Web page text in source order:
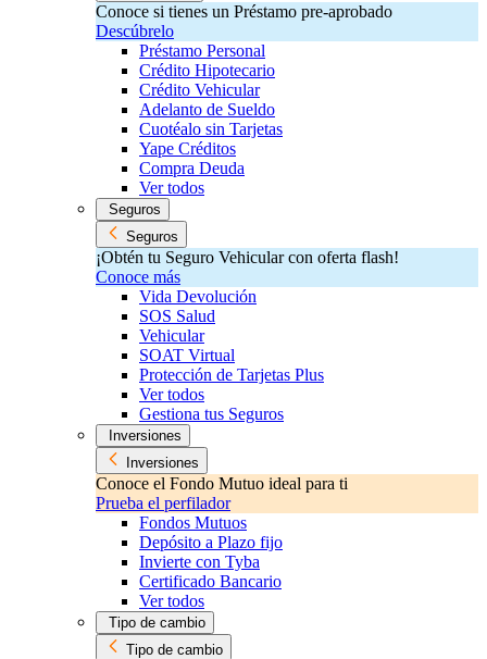
Conoce si tienes un Préstamo pre-aprobado
Descúbrelo
Préstamo Personal
Crédito Hipotecario
Crédito Vehicular
Adelanto de Sueldo
Cuotéalo sin Tarjetas
Yape Créditos
Compra Deuda
Ver todos
Seguros
Seguros
¡Obtén tu Seguro Vehicular con oferta flash!
Conoce más
Vida Devolución
SOS Salud
Vehicular
SOAT Virtual
Protección de Tarjetas Plus
Ver todos
Gestiona tus Seguros
Inversiones
Inversiones
Conoce el Fondo Mutuo ideal para ti
Prueba el perfilador
Fondos Mutuos
Depósito a Plazo fijo
Invierte con Tyba
Certificado Bancario
Ver todos
Tipo de cambio
Tipo de cambio